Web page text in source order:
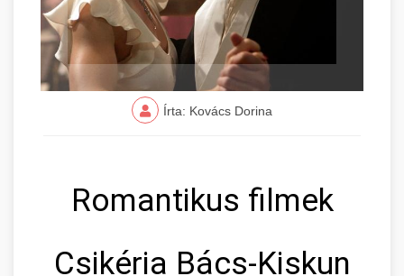
Írta: Kovács Dorina
Romantikus filmek
Csikéria Bács-Kiskun